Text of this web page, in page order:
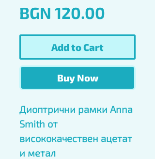
BGN 120.00
Add to Cart
Buy Now
Диоптрични рамки Anna
Smith от
висококачествен ацетат
и метал